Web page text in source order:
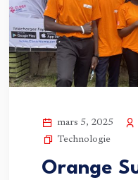
mars 5, 2025
Technologie
Orange